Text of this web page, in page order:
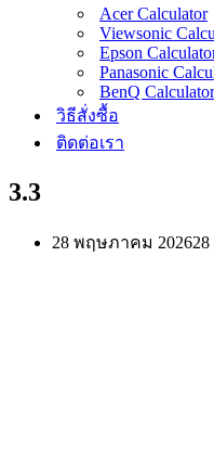
Acer Calculator
Viewsonic
Epson
Panasonic
BenQ Calculator
วิธีสั่งซื้อ
ติดต่อเรา
3.3
28 พฤษภาคม 2026